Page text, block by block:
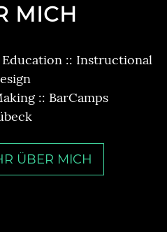
MICH
Education :: Instructional
:: BarCamps
ÜBER MICH